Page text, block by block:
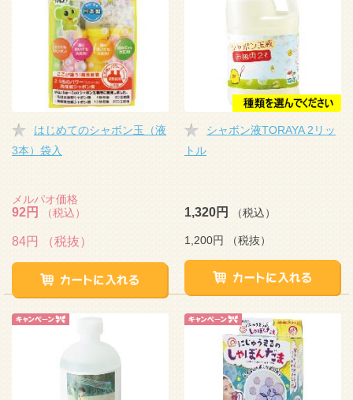
はじめてのシャボン玉（液
3本）袋入
メルパオ価格
92円 （税込）
84円 （税抜）
シャボン液TORAYA 2リッ
トル
1,320円 （税込）
1,200円 （税抜）